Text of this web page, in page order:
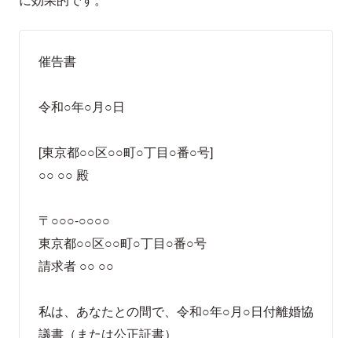
催告書
令和○年○月○日
[東京都○○区○○町○丁目○番○号]
○○ ○○ 殿
〒○○○-○○○○
東京都○○区○○町○丁目○番○号
請求者 ○○ ○○
私は、あなたとの間で、令和○年○月○日付離婚協
議書（または公正証書）